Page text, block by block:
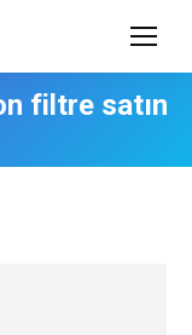
filtre satın